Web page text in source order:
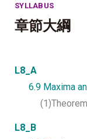
SYLLABUS
章節大綱
L8_A
6.9 Maxima
(1)Theorem
L8_B